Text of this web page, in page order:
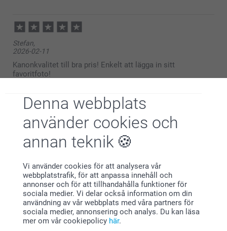
Denna webbplats
använder cookies och
annan teknik
Vi använder cookies för att analysera vår
webbplatstrafik, för att anpassa innehåll och
annonser och för att tillhandahålla funktioner för
sociala medier. Vi delar också information om din
användning av vår webbplats med våra partners för
sociala medier, annonsering och analys. Du kan läsa
mer om vår cookiepolicy här.
14:52
Hej Tina,
akrylglastavlor! Ett enkelt och superläckert sätt att
skapa ett eget konstverk med favoritbilden 😊
Varma hälsningar
Kirsi @smartphoto
Stefan,
2026-02-11
Kanonkvalitet till bra pris! Enkelt att lägga in sitt
favoritfoto!
2026-02-13
09:14
Hej Stefan,
Stort tack för ditt omdöme av våra akrylglastavlor!
konstverk med din favoritbild – enkelt och stiligt!
🩵-liga hälsningar
Kirsi @smartphoto
Omprakash Sarkar,
Good print and product
Visa reaktioner
2025-12-10
11:17